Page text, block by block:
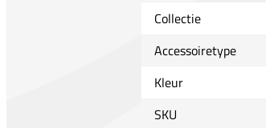
Collectie
Accessoiretype
Kleur
SKU